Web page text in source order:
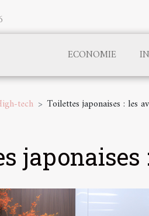
ECONOMIE
tech Toilettes japonaises : les
japonaises